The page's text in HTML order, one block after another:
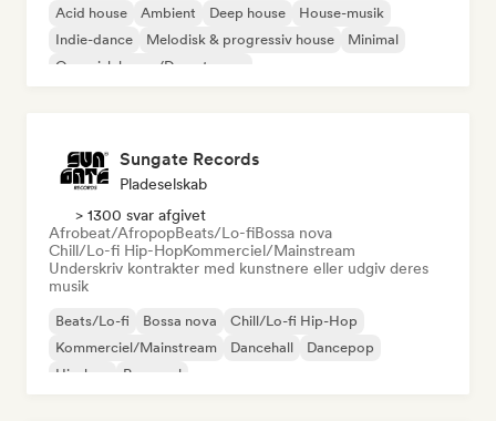
Acid house Ambient Deep house
House-musik
Indie-dance
Melodisk & progressiv house
Minimal
Organisk house/Downtempo
Sungate Records
Pladeselskab
> 1300 svar afgivet
Afrobeat/AfropopBeats/Lo-fiBossa nova
Chill/Lo-fi Hip-HopKommerciel/Mainstream
Underskriv kontrakter med kunstnere eller udgiv deres
musik
Beats/Lo-fi Bossa nova
Chill/Lo-fi Hip-Hop
Kommerciel/Mainstream
Dancehall
Dancepop
Hip-hop
Pop-soul